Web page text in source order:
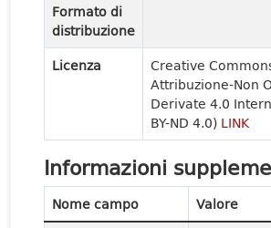
Formato di
distribuzione
Licenza
Creative
Attribuzione-Non
Derivate 4.0
BY-ND 4.0) LINK
Informazioni
Nome campo
Valore